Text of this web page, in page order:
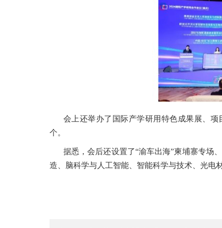
会上还举办了国际产学研用特色成果展、
个。
据悉，会后还设置了“渝车出海”柬埔寨专场
造、脑科学与人工智能、智能科学与技术、光电